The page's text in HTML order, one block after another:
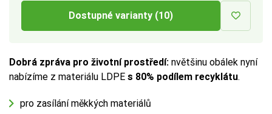
Dostupné varianty (10)
Dobrá zpráva pro životní prostředí: nvětšinu obálek nyní
nabízíme z materiálu LDPE s 80% podílem recyklátu.
pro zasílání měkkých materiálů